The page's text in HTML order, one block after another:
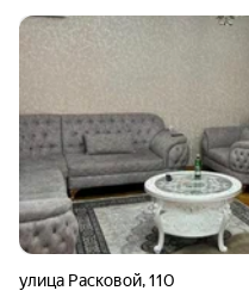
улица Расковой,110